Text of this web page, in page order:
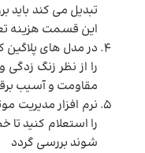
تبدیل می کند باید
این قسمت هزینه
در مدل های پلاگین
را از نظر زنگ
مقاومت و آسیب
نرم افزار مدیریت
را استعلام کنید
شوند بررسی گردد